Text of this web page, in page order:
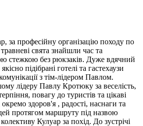
за професійну організацію походу по
свята знайшли час та
стежкою без рюкзаків. Дуже вдячний
підібрані готелі та гастехаузи
з тім-лідером Павлом.
лідеру Павлу Кротюку за веселість,
повагу до туристів та цікаві
здоров'я , радості, наснаги та
протягом маршруту під назвою
Кулуар за похід. До зустрічі